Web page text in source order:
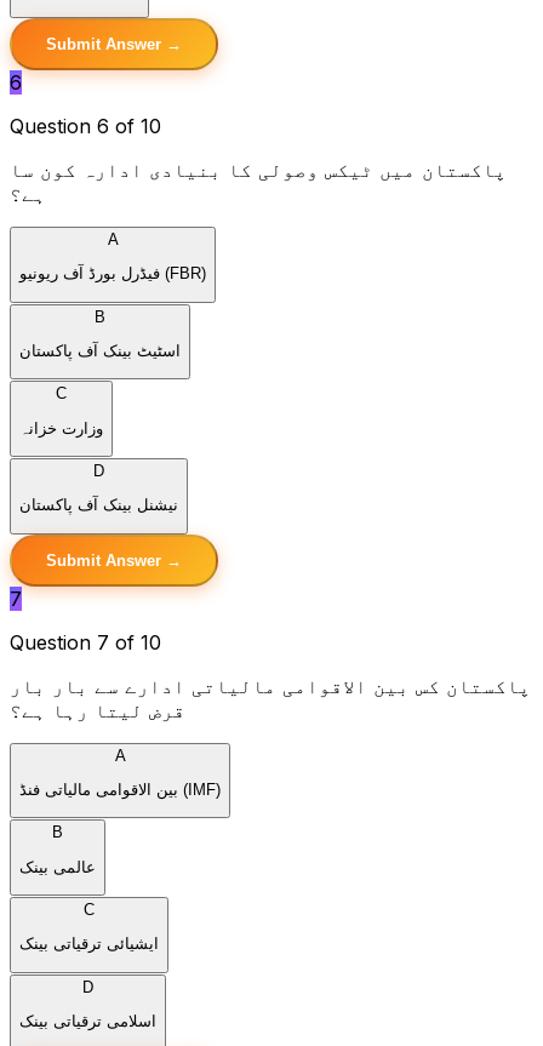
Submit Answer →
6
Question 6 of 10
پاکستان میں ٹیکس وصولی کا بنیادی ادارہ کون سا
ہے؟
A
فیڈرل بورڈ آف ریونیو (FBR)
B
اسٹیٹ بینک آف پاکستان
C
وزارت خزانہ
D
نیشنل بینک آف پاکستان
Submit Answer →
7
Question 7 of 10
پاکستان کس بین الاقوامی مالیاتی ادارے سے بار بار
قرض لیتا رہا ہے؟
A
بین الاقوامی مالیاتی فنڈ (IMF)
B
عالمی بینک
C
ایشیائی ترقیاتی بینک
D
اسلامی ترقیاتی بینک